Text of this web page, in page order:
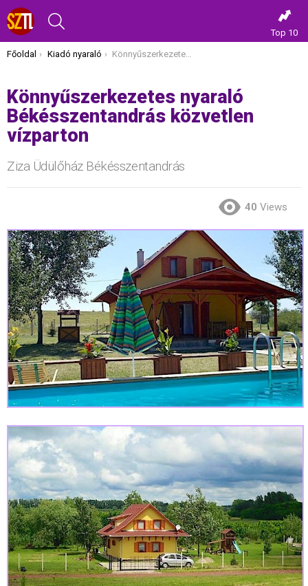
Top 10
Itt vagy most:
Főoldal Kiadó nyaraló Könnyűszerkezetes nyaraló Békésszentandrás közvetlen vízparton
Könnyűszerkezetes nyaraló
Békésszentandrás közvetlen
vízparton
Ziza Üdülőház Békésszentandrás
40 Views